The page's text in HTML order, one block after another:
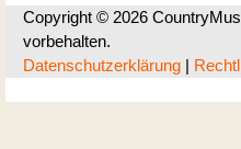
Copyright © 2026
vorbehalten.
Datenschutzerklärung |